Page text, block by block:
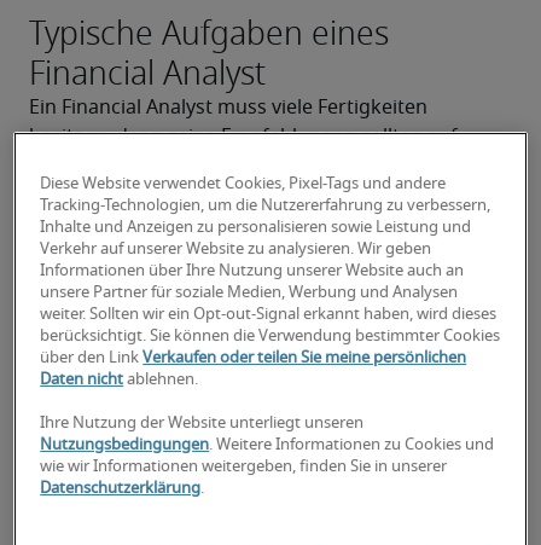
Typische Aufgaben eines
Financial Analyst
Ein Financial Analyst muss viele Fertigkeiten
besitzen, denn seine Empfehlungen sollten auf
und konsequent abgeleiteten Prognosen beruhen.
So sollte er über weitreichende Kenntnisse der
Bewertungsmethoden, der Bilanzanalyse und der
Finanzmathematik verfügen.
Außerdem sollte er in der Lage sein, bilanzielle und
steuerliche Fragestellungen selbstständig zu
beantworten und in diesen Fragen auch für externe
Aufgabenbereich gehört des weiteren die
Konsolidierung von Abschlüssen und Reportings, die
Vorbereitung und Analyse der Planungsrechnungen,
Diese Website verwendet Cookies, Pixel-Tags und andere
Tracking-Technologien, um die Nutzererfahrung zu verbessern,
Inhalte und Anzeigen zu personalisieren sowie Leistung und
Verkehr auf unserer Website zu analysieren. Wir geben
Informationen über Ihre Nutzung unserer Website auch an
unsere Partner für soziale Medien, Werbung und Analysen
weiter. Sollten wir ein Opt-out-Signal erkannt haben, wird dieses
berücksichtigt. Sie können die Verwendung bestimmter Cookies
über den LinkVerkaufen oder teilen Sie meine persönlichen
Daten nicht ablehnen.
Ihre Nutzung der Website unterliegt unseren
Nutzungsbedingungen. Weitere Informationen zu Cookies und
wie wir Informationen weitergeben, finden Sie in unserer
Datenschutzerklärung.